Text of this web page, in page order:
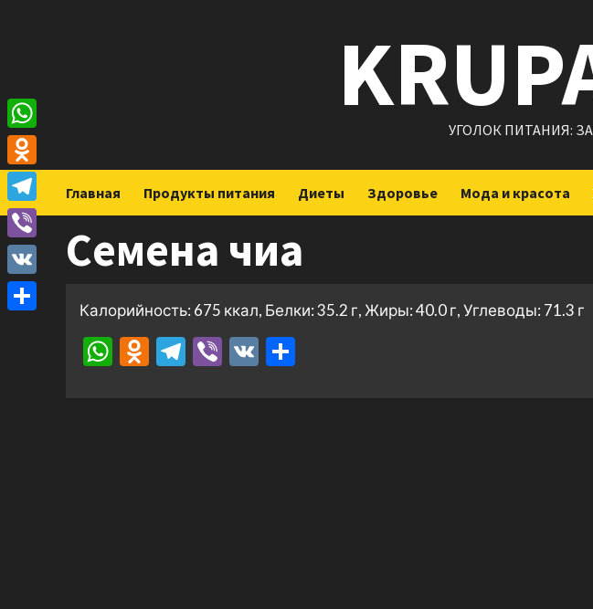
УГОЛОК ПИТАНИЯ:
Главная Продукты питания Диеты Здоровье Мода и красота
Семена чиа
Калорийность: 675 ккал, Белки: 35.2 г, Жиры: 40.0 г, Углеводы: 71.3 г
WhatsApp
Odnoklassniki
Telegram
Viber
VK
WhatsApp
Odnoklassniki
Telegram
Viber
VK